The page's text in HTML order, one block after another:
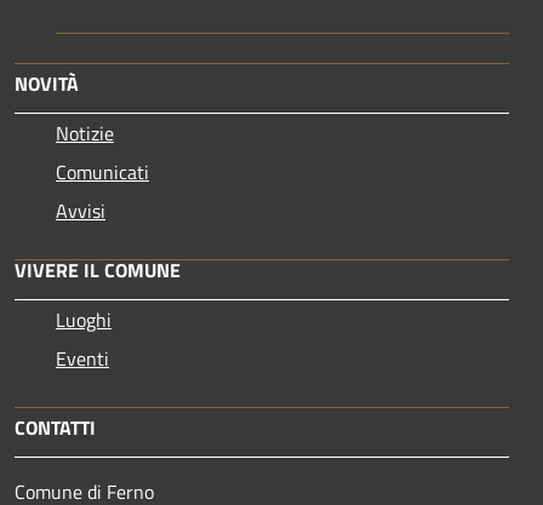
NOVITÀ
Notizie
Comunicati
Avvisi
VIVERE IL COMUNE
Luoghi
Eventi
CONTATTI
Comune di Ferno